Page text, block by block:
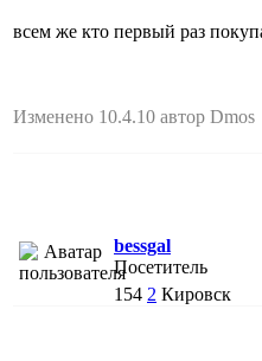
всем же кто первый раз
Изменено 10.4.10 автор Dmos
bessgal
Посетитель
154 2 Кировск